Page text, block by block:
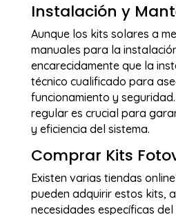
Instalación y
Aunque los kits solares a
manuales para la
encarecidamente que la
técnico cualificado para
funcionamiento y
regular es crucial para
y eficiencia del sistema.
Comprar Kits
Existen varias tiendas
pueden adquirir estos kits,
necesidades específicas